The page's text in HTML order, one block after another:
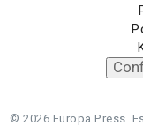
© 2026 Europa Press.